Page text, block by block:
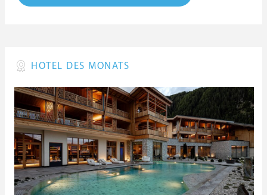
HOTEL DES MONATS